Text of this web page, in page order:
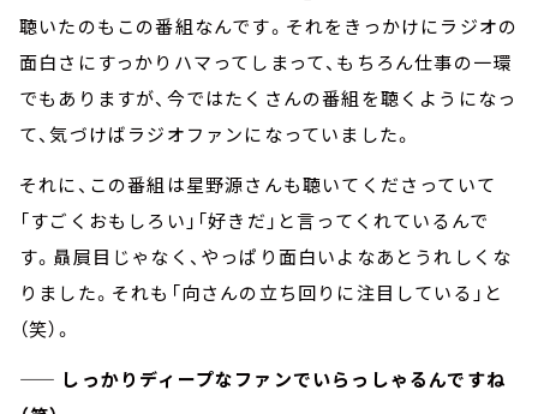
聴いたのもこの番組なんです。それをきっかけにラジオの
面白さにすっかりハマってしまって、もちろん仕事の一環
でもありますが、今ではたくさんの番組を聴くようになっ
て、気づけばラジオファンになっていました。
それに、この番組は星野源さんも聴いてくださっていて
「すごくおもしろい」「好きだ」と言ってくれているんで
す。贔屓目じゃなく、やっぱり面白いよなあとうれしくな
りました。それも「向さんの立ち回りに注目している」と
（笑）。
—— しっかりディープなファンでいらっしゃるんですね